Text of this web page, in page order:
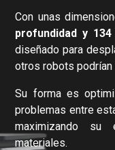
Se puede
configuraciones
necesidades